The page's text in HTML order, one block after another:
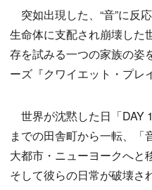
突如出現した、“音”に反
生命体に支配され崩壊した
存を試みる一つの家族の姿
ーズ『クワイエット・プレ
世界が沈黙した日「DAY
までの田舎町から一転、「
大都市・ニューヨークへと
そして彼らの日常が破壊さ